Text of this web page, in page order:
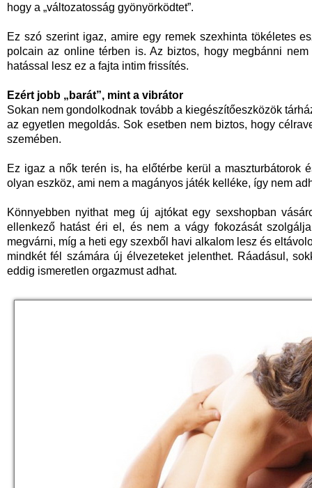
hogy a „változatosság gyönyörködtet”.
Ez szó szerint igaz, amire egy remek szexhinta tökéletes
polcain az online térben is. Az biztos, hogy megbánni
hatással lesz ez a fajta intim frissítés.
Ezért jobb „barát”, mint a vibrátor
Sokan nem gondolkodnak tovább a kiegészítőeszközök
az egyetlen megoldás. Sok esetben nem biztos, hogy
szemében.
Ez igaz a nők terén is, ha előtérbe kerül a maszturbátorok
olyan eszköz, ami nem a magányos játék kelléke, így nem
Könnyebben nyithat meg új ajtókat egy sexshopban
ellenkező hatást éri el, és nem a vágy fokozását
megvárni, míg a heti egy szexből havi alkalom lesz és
mindkét fél számára új élvezeteket jelenthet. Ráadásul,
eddig ismeretlen orgazmust adhat.